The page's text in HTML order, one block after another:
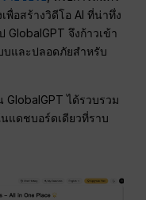
พื่อสร้างวิดีโอ AI ที่น่าทึ่ง
GlobalGPT จึงก้าวเข้า
และปลอดภัยสำหรับ
ได้รวบรวม
นแดชบอร์ดเดียวที่ราบ